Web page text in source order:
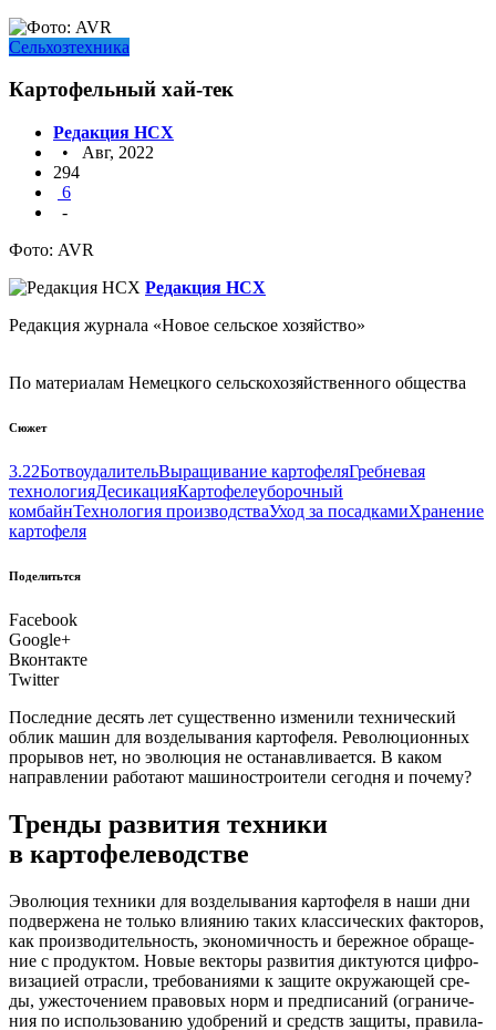
Сельхозтехника
Картофельный хай-тек
Редакция НСХ
• Авг, 2022
294
6
-
Фото: AVR
Редакция НСХ
Редакция журнала «Новое сельское хозяйство»
По материалам Немецкого сельскохозяйственного общества
Сюжет
3.22БотвоудалительВыращивание картофеляГребневая
технологияДесикацияКартофелеуборочный
комбайнТехнология производстваУход за посадкамиХранение
картофеля
Поделитьтся
Facebook
Google+
Вконтакте
Twitter
Послед­ние десять лет суще­ствен­но изме­ни­ли тех­ни­че­ский
облик машин для воз­де­лы­ва­ния кар­то­фе­ля. Рево­лю­ци­он­ных
про­ры­вов нет, но эво­лю­ция не оста­нав­ли­ва­ет­ся. В каком
направ­ле­нии рабо­та­ют маши­но­стро­и­те­ли сего­дня и почему?
Тренды развития техники
в картофелеводстве
Эволю­ция тех­ни­ки для воз­де­лы­ва­ния кар­то­фе­ля в наши дни
под­вер­же­на не толь­ко вли­я­нию таких клас­си­че­ских фак­то­ров,
как про­из­во­ди­тель­ность, эко­но­мич­ность и береж­ное обра­ще­
ние с про­дук­том. Новые век­то­ры раз­ви­тия дик­ту­ют­ся циф­ро­
ви­за­ци­ей отрас­ли, тре­бо­ва­ни­я­ми к защи­те окру­жа­ю­щей сре­
ды, уже­сто­че­ни­ем пра­во­вых норм и пред­пи­са­ний (огра­ни­че­
ния по исполь­зо­ва­нию удоб­ре­ний и средств защи­ты, пра­ви­ла­